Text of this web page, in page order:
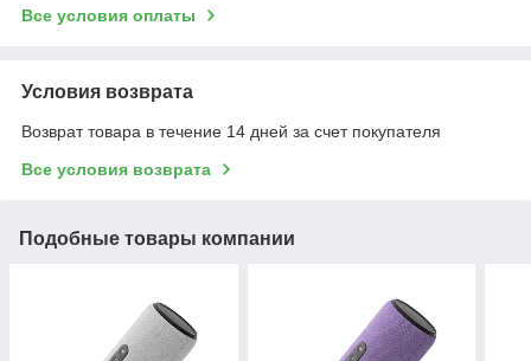
Все условия оплаты
Условия возврата
Возврат товара в течение 14 дней за счет покупателя
Все условия возврата
Подобные товары компании